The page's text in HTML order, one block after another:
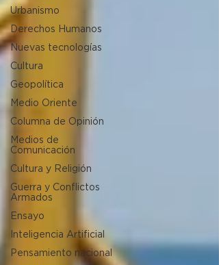
Urbanismo
Derechos Humanos
Nuevas tecnologías
Cultura
Geopolítica
Medio Oriente
Columna de Opinión
Medios de
Comunicación
Cultura y Religión
Guerra y Conflictos
Armados
Ensayo
Inteligencia Artificial
Pensamiento nacional